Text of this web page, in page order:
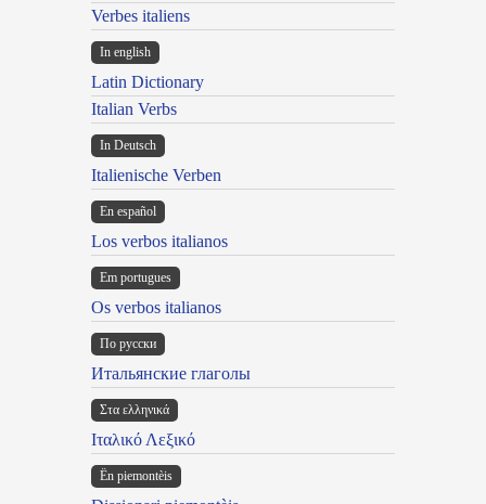
Verbes italiens
In english
Latin Dictionary
Italian Verbs
In Deutsch
Italienische Verben
En español
Los verbos italianos
Em portugues
Os verbos italianos
По русски
Итальянские глаголы
Στα ελληνικά
Ιταλικό Λεξικό
Ën piemontèis